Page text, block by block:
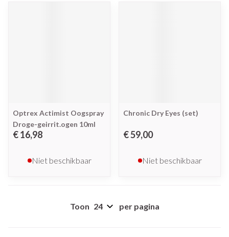
Optrex Actimist Oogspray
Droge-geirrit.ogen 10ml
€ 16,98
Niet beschikbaar
Chronic Dry Eyes (set)
€ 59,00
Niet beschikbaar
Toon per pagina